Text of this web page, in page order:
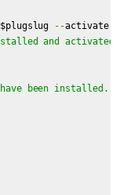
$plugslug
--activate
and activated"
been installed. Go